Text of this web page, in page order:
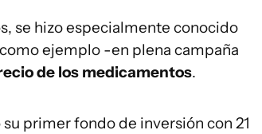
se hizo especialmente conocido
ejemplo -en plena campaña
de los medicamentos.
primer fondo de inversión con 21